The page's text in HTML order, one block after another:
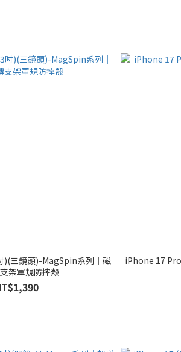
)(三鏡頭)-MagSpin系列｜磁
架軍規防摔殼
iPhone 17